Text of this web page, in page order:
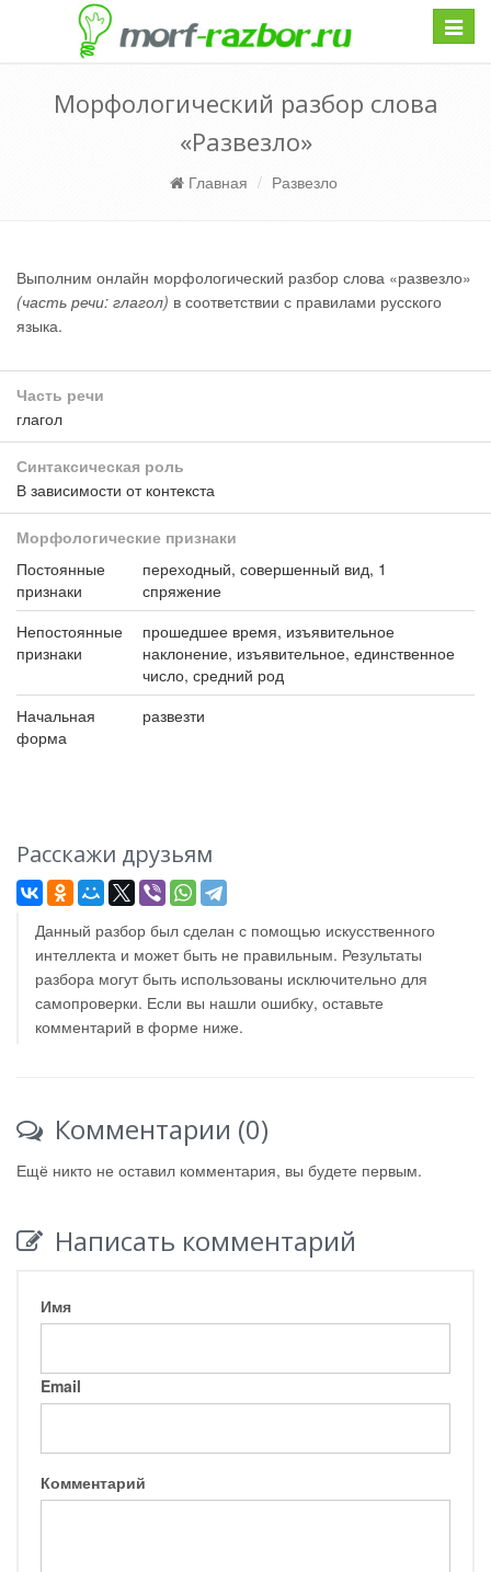
Морфологический разбор слова
«Развезло»
Главная Развезло
Выполним онлайн морфологический разбор слова «развезло»
(часть речи: глагол) в соответствии с правилами русского
языка.
Часть речи
глагол
Синтаксическая роль
В зависимости от контекста
Морфологические признаки
Постоянные
признаки
переходный, совершенный вид, 1
спряжение
Непостоянные
признаки
прошедшее время, изъявительное
наклонение, изъявительное, единственное
число, средний род
Начальная
форма
развезти
Расскажи друзьям
Данный разбор был сделан с помощью искусственного
интеллекта и может быть не правильным. Результаты
разбора могут быть использованы исключительно для
самопроверки. Если вы нашли ошибку, оставьте
комментарий в форме ниже.
Комментарии (0)
Ещё никто не оставил комментария, вы будете первым.
Написать комментарий
Имя
Email
Комментарий